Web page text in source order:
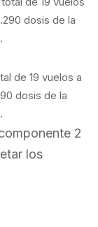
de 19 vuelos a
dosis de la
2
los